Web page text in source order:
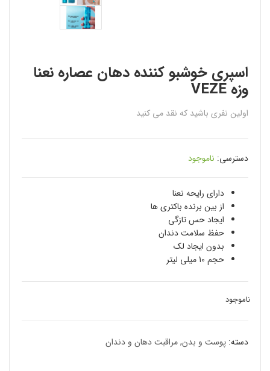
اسپری خوشبو کننده دهان عصاره نعنا
وزه VEZE
اولین نفری باشید که نقد می کنید
دسترسی: ناموجود
دارای رایحه نعنا
از بین برنده باکتری ها
ایجاد حس تازگی
حفظ سلامت دندان
بدون ایجاد لک
حجم 10 میلی لیتر
ناموجود
دسته: پوست و بدن,مراقبت دهان و دندان